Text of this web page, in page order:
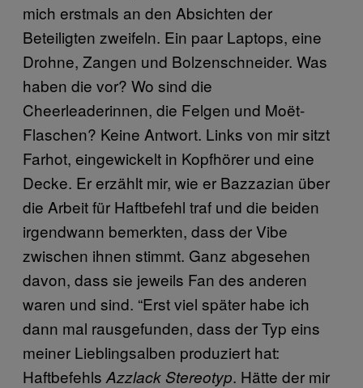
mich erstmals an den Absichten der
Beteiligten zweifeln. Ein paar Laptops, eine
Drohne, Zangen und Bolzenschneider. Was
haben die vor? Wo sind die
Cheerleaderinnen, die Felgen und Moët-
Flaschen? Keine Antwort. Links von mir sitzt
Farhot, eingewickelt in Kopfhörer und eine
Decke. Er erzählt mir, wie er Bazzazian über
die Arbeit für Haftbefehl traf und die beiden
irgendwann bemerkten, dass der Vibe
zwischen ihnen stimmt. Ganz abgesehen
davon, dass sie jeweils Fan des anderen
waren und sind. “Erst viel später habe ich
dann mal rausgefunden, dass der Typ eins
meiner Lieblingsalben produziert hat:
Haftbefehls Azzlack Stereotyp. Hätte der mir